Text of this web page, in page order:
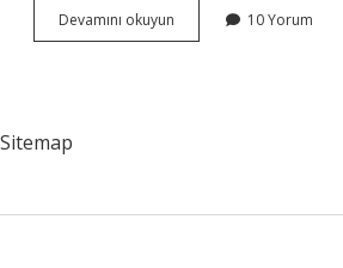
Devamını okuyun
Hangi
10 Yorum
Sitemap